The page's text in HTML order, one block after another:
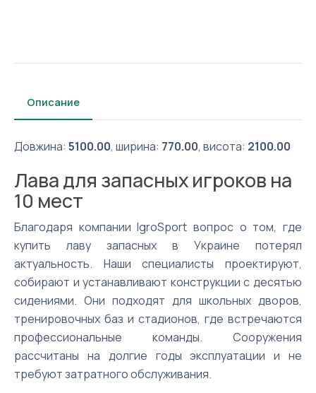
Описание
Довжина: 5100.00, ширина: 770.00, висота: 2100.00
Лава для запасных игроков на
10 мест
Благодаря компании IgroSport вопрос о том, где
купить лаву запасных в Украине потерял
актуальность. Наши специалисты проектируют,
собирают и устанавливают конструкции с десятью
сидениями. Они подходят для школьных дворов,
тренировочных баз и стадионов, где встречаются
профессиональные команды. Сооружения
рассчитаны на долгие годы эксплуатации и не
требуют затратного обслуживания.